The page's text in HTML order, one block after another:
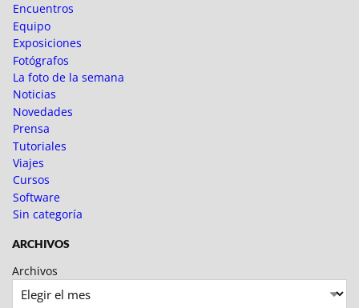
Encuentros
Equipo
Exposiciones
Fotógrafos
La foto de la semana
Noticias
Novedades
Prensa
Tutoriales
Viajes
Cursos
Software
Sin categoría
ARCHIVOS
Archivos